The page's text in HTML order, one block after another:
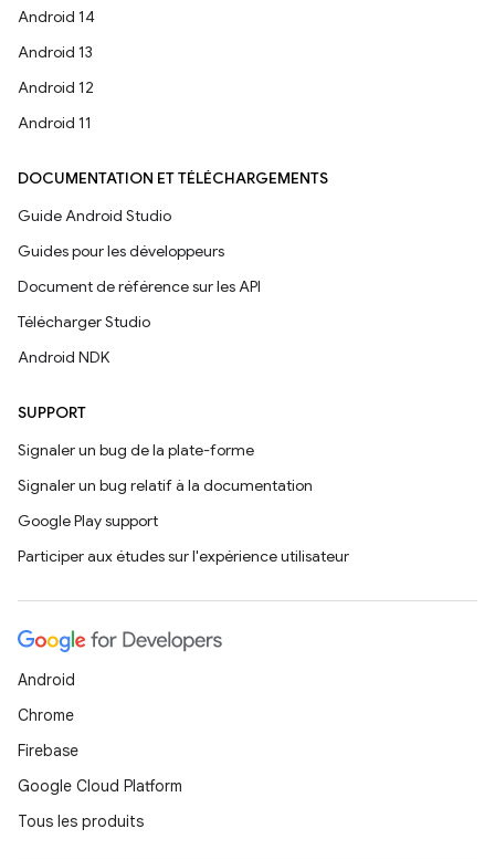
Android 14
Android 13
Android 12
Android 11
DOCUMENTATION ET TÉLÉCHARGEMENTS
Guide Android Studio
Guides pour les développeurs
Document de référence sur les API
Télécharger Studio
Android NDK
SUPPORT
Signaler un bug de la plate-forme
Signaler un bug relatif à la documentation
Google Play support
Participer aux études sur l'expérience utilisateur
Android
Chrome
Firebase
Google Cloud Platform
Tous les produits